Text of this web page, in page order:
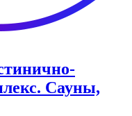
Сауны,